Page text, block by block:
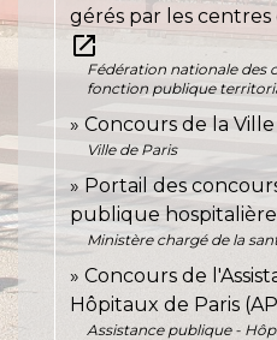
gérés par les centres
open_in_new
Fédération nationale des
fonction publique
Concours de la
Ville de Paris
Portail des
publique hospitalière
Ministère chargé de la
Concours de
Hôpitaux de Paris
Assistance publique -